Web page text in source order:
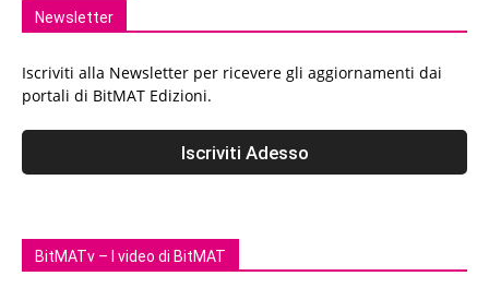
Newsletter
Iscriviti alla Newsletter per ricevere gli aggiornamenti dai
portali di BitMAT Edizioni.
BitMATv – I video di BitMAT